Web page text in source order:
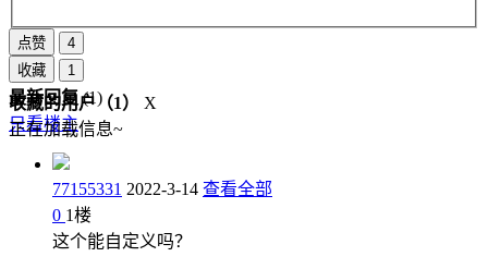
点赞
4
收藏
1
收藏的用户（1）
X
正在加载信息~
最新回复(1)
只看楼主
77155331 2022-3-14 查看全部
0 1楼
这个能自定义吗？